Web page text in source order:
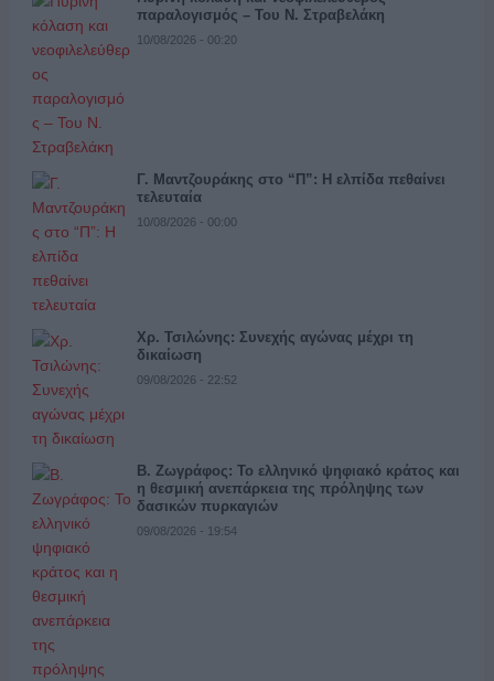
παραλογισμός – Του Ν. Στραβελάκη
10/08/2026 - 00:20
Γ. Μαντζουράκης στο “Π”: Η ελπίδα πεθαίνει
τελευταία
10/08/2026 - 00:00
Χρ. Τσιλώνης: Συνεχής αγώνας μέχρι τη
δικαίωση
09/08/2026 - 22:52
Β. Ζωγράφος: Το ελληνικό ψηφιακό κράτος και
η θεσμική ανεπάρκεια της πρόληψης των
δασικών πυρκαγιών
09/08/2026 - 19:54